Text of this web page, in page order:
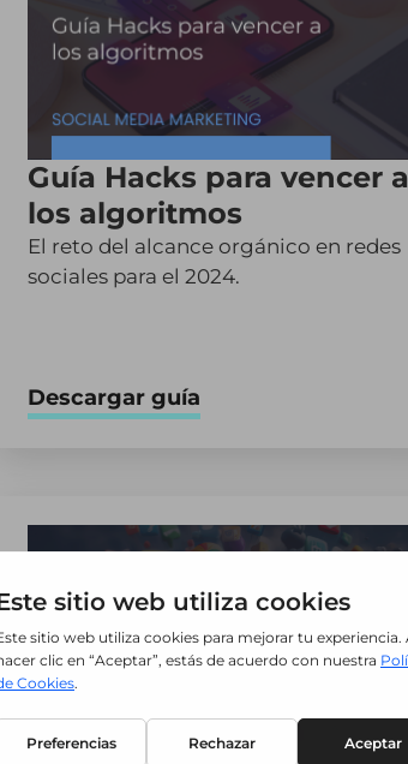
Guía Hacks para vencer a
los algoritmos
El reto del alcance orgánico en redes
sociales para el 2024.
Descargar guía